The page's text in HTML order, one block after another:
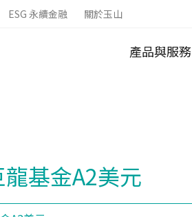
ESG 永續金融 關於玉山
產品與服務
基金A2美元